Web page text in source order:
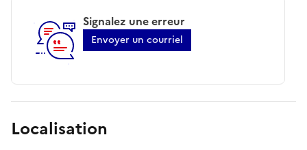
Signalez une erreur
Envoyer un courriel
Localisation